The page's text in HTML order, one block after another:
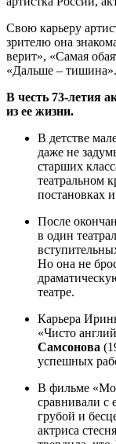
Свою карьеру
зрителю она
верит», «Самая
«Дальше – тишина».
В честь 73-летия
из ее жизни.
В детстве
даже не
старших
театральном
постановках
После
в один
Но она не
театре.
Карьера
«Чисто
Самсонова
успешных
В фильме
сравнивали с
грубой и
актриса